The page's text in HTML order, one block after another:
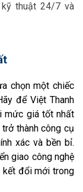
kỹ thuật 24/7 và
chọn một chiếc
để Việt Thanh
mức giá tốt nhất
thành công cụ
xác và bền bỉ.
giao công nghệ
kết đổi mới trong